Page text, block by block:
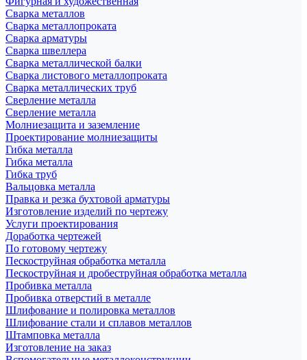
Сварка металлов
Сварка металлопроката
Сварка арматуры
Сварка швеллера
Сварка металлической балки
Сварка листового металлопроката
Сварка металлических труб
Сверление металла
Сверление металла
Молниезащита и заземление
Проектирование молниезащиты
Гибка металла
Гибка металла
Гибка труб
Вальцовка металла
Правка и резка бухтовой арматуры
Изготовление изделий по чертежу
Услуги проектирования
Доработка чертежей
По готовому чертежу
Пескоструйная обработка металла
Пескоструйная и дробеструйная обработка металла
Пробивка металла
Пробивка отверстий в металле
Шлифование и полировка металлов
Шлифование стали и сплавов металлов
Штамповка металла
Изготовление на заказ